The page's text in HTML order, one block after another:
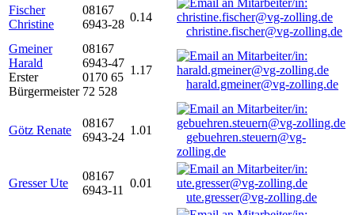
Fischer
Christine
08167
6943-28
0.14
christine.fischer@vg-zolling.de
Gmeiner
Harald
Erster
Bürgermeister
08167
6943-47
0170 65
72 528
1.17
harald.gmeiner@vg-zolling.de
Götz Renate
08167
6943-24
1.01
gebuehren.steuern@vg-
zolling.de
Gresser Ute
08167
6943-11
0.01
ute.gresser@vg-zolling.de